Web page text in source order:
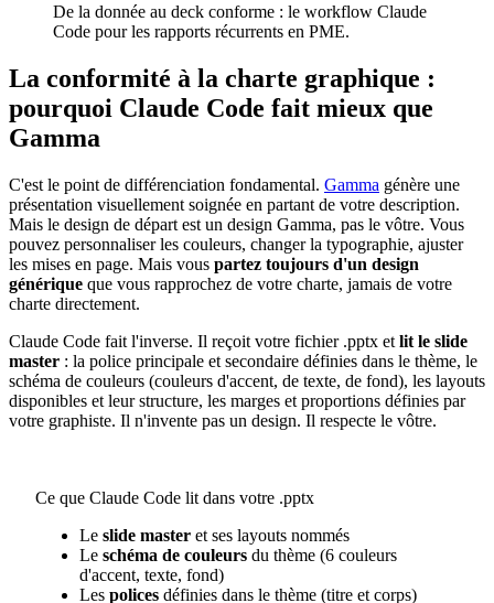
De la donnée au deck conforme : le workflow Claude
Code pour les rapports récurrents en PME.
La conformité à la charte graphique :
pourquoi Claude Code fait mieux que
Gamma
C'est le point de différenciation fondamental. Gamma génère une
présentation visuellement soignée en partant de votre description.
Mais le design de départ est un design Gamma, pas le vôtre. Vous
pouvez personnaliser les couleurs, changer la typographie, ajuster
les mises en page. Mais vous partez toujours d'un design
générique que vous rapprochez de votre charte, jamais de votre
charte directement.
Claude Code fait l'inverse. Il reçoit votre fichier .pptx et lit le slide
master : la police principale et secondaire définies dans le thème, le
schéma de couleurs (couleurs d'accent, de texte, de fond), les layouts
disponibles et leur structure, les marges et proportions définies par
votre graphiste. Il n'invente pas un design. Il respecte le vôtre.
Ce que Claude Code lit dans votre .pptx
Le slide master et ses layouts nommés
Le schéma de couleurs du thème (6 couleurs
d'accent, texte, fond)
Les polices définies dans le thème (titre et corps)